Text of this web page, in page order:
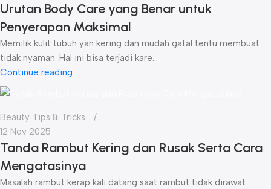
Urutan Body Care yang Benar untuk
Penyerapan Maksimal
Memilik kulit tubuh yan kering dan mudah gatal tentu membuat
tidak nyaman. Hal ini bisa terjadi kare...
Continue reading
Beauty Tips & Tricks
12 Nov 2025
Tanda Rambut Kering dan Rusak Serta Cara
Mengatasinya
Masalah rambut kerap kali datang saat rambut tidak dirawat